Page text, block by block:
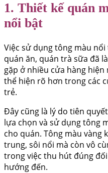
1. Thiết kế quán
nổi bật
Việc sử dụng tông màu
quán ăn, quán trà sữa đã
gặp ở nhiều cửa hàng
thể hiện rõ hơn trong các
trẻ.
Đây cũng là lý do tiên
lựa chọn và sử dụng tông
cho quán. Tông màu
trung, sôi nổi mà còn vô
trong việc thu hút đúng
hướng đến.